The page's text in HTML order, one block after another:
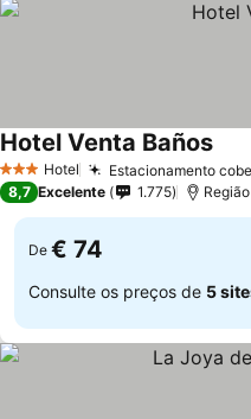
3 EstrelasHotel Estacionamento
Hotel Venta Baños
8,7 Excelente 1.775
De € 74
Consulte os preços de 5